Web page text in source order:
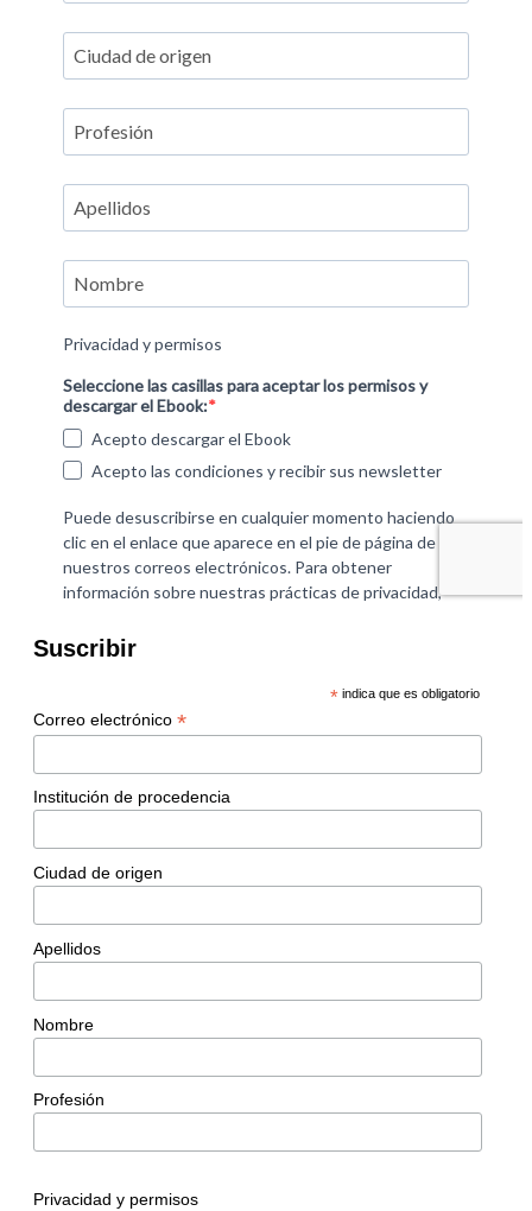
Suscribir
* indica que es obligatorio
Correo electrónico *
Institución de procedencia
Ciudad de origen
Apellidos
Nombre
Profesión
Privacidad y permisos